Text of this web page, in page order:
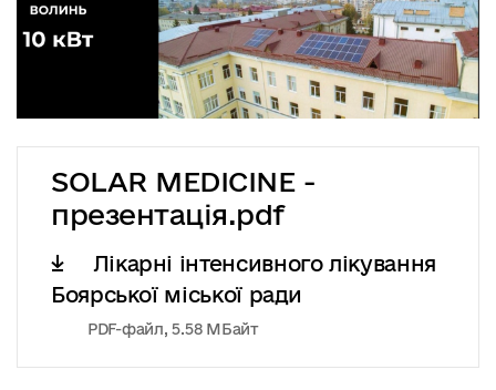
SOLAR MEDICINE -
презентація.pdf
Лікарні інтенсивного лікування
Боярської міської ради
PDF-файл, 5.58 МБайт